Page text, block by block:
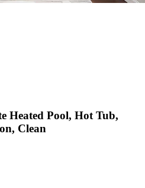
Heated Pool, Hot Tub,
Clean